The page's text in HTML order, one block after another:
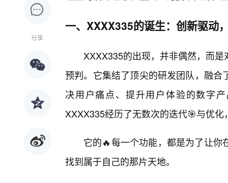
分享
一、XXXX335的诞生：创新驱动
XXXX335的出现，并非偶然，而
预判。它集结了顶尖的研发团队，融
决用户痛点、提升用户体验的数字
XXXX335经历了无数次的迭代🎯与优
它的🔥每一个功能，都是为了让
找到属于自己的那片天地。